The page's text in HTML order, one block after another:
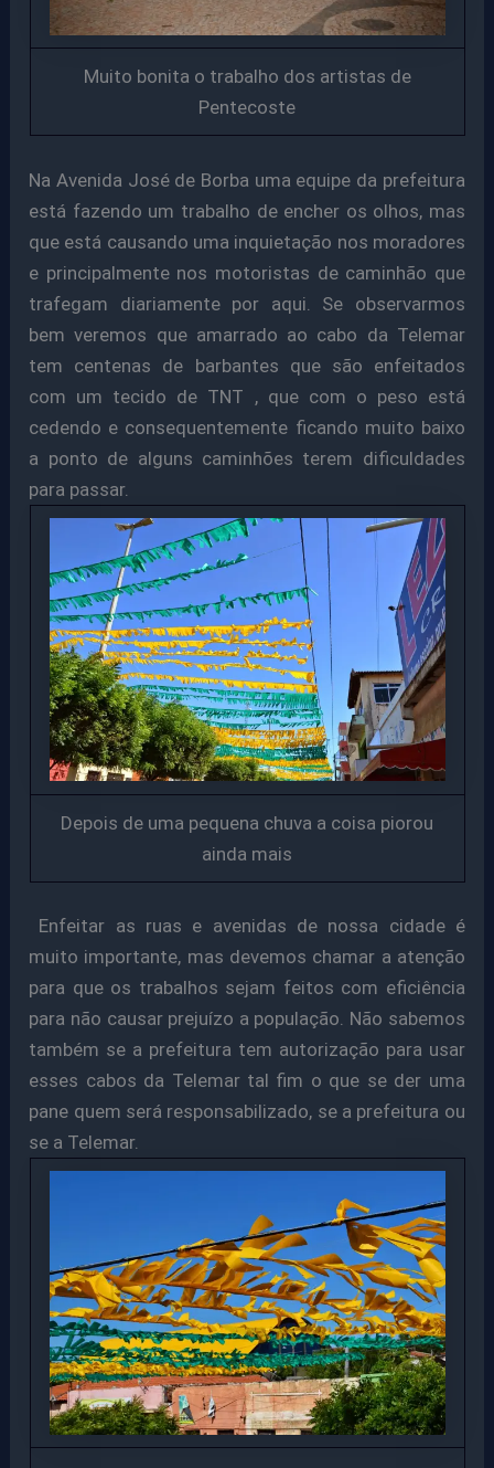
Muito bonita o trabalho dos artistas de
Pentecoste
Na Avenida José de Borba uma equipe da prefeitura
está fazendo um trabalho de encher os olhos, mas
que está causando uma inquietação nos moradores
e principalmente nos motoristas de caminhão que
trafegam diariamente por aqui. Se observarmos
bem veremos que amarrado ao cabo da Telemar
tem centenas de barbantes que são enfeitados
com um tecido de TNT , que com o peso está
cedendo e consequentemente ficando muito baixo
a ponto de alguns caminhões terem dificuldades
para passar.
Depois de uma pequena chuva a coisa piorou
ainda mais
Enfeitar as ruas e avenidas de nossa cidade é
muito importante, mas devemos chamar a atenção
para que os trabalhos sejam feitos com eficiência
para não causar prejuízo a população. Não sabemos
também se a prefeitura tem autorização para usar
esses cabos da Telemar tal fim o que se der uma
pane quem será responsabilizado, se a prefeitura ou
se a Telemar.